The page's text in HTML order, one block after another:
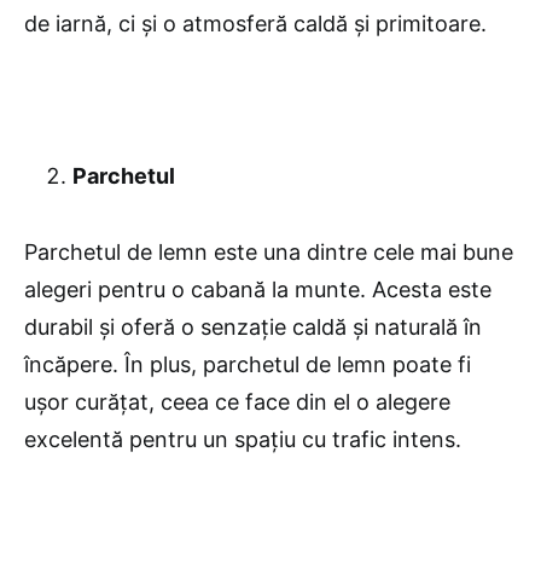
de iarnă, ci și o atmosferă caldă și primitoare.
Parchetul
Parchetul de lemn este una dintre cele mai bune
alegeri pentru o cabană la munte. Acesta este
durabil și oferă o senzație caldă și naturală în
încăpere. În plus, parchetul de lemn poate fi
ușor curățat, ceea ce face din el o alegere
excelentă pentru un spațiu cu trafic intens.